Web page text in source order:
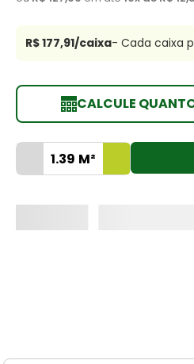
R$ 177,91/caixa- Cada caixa
CALCULE